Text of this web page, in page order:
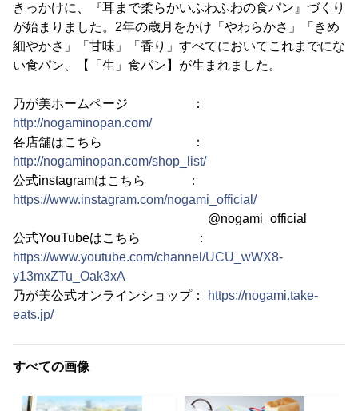
きっかけに、『耳まで柔らかいふわふわの食パン』づくり
が始まりました。2年の歳月をかけ「やわらかさ」「きめ
細やかさ」「甘味」「香り」すべてにおいてこれまでにな
い食パン、【「生」食パン】が生まれました。
乃が美ホームページ ：
http://nogaminopan.com/
各店舗はこちら ：
http://nogaminopan.com/shop_list/
公式instagramはこちら ：
https://www.instagram.com/nogami_official/
@nogami_official
公式YouTubeはこちら ：
https://www.youtube.com/channel/UCU_wWX8-
y13mxZTu_Oak3xA
乃が美公式オンラインショップ：
https://nogami.take-
eats.jp/
すべての画像